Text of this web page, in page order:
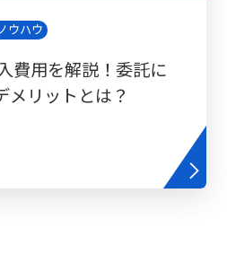
ウハウ
費用を解説！委託に
メリットとは？